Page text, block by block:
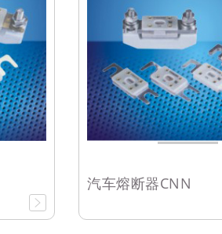
汽车熔断器CNN